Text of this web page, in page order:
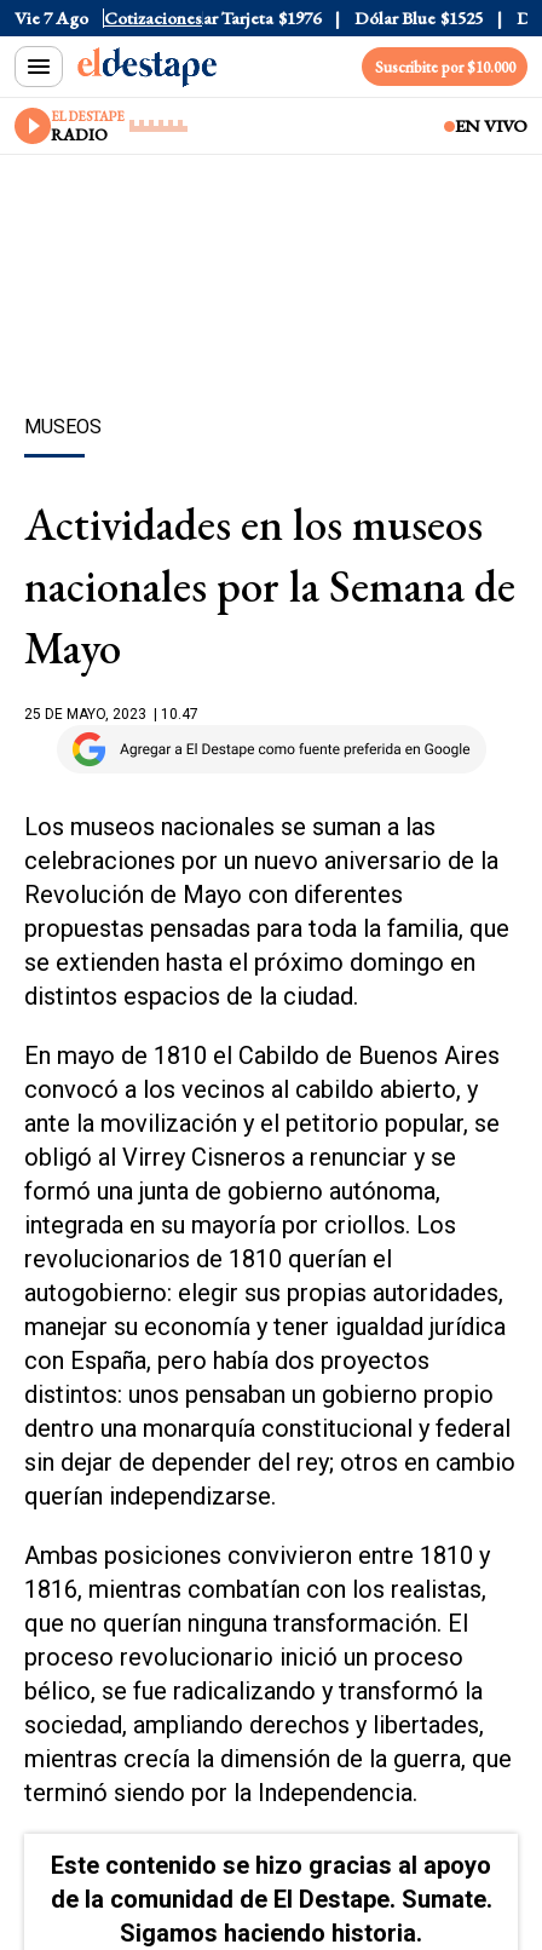
Vie 7 Ago Cotizaciones
Oficial $1520 Dólar Tarjeta $1976 Dólar Blue $1525
Suscribite por $10.000
EL DESTAPE
RADIO EN VIVO
MUSEOS
Actividades en los museos
nacionales por la Semana de
Mayo
25 DE MAYO, 2023 | 10.47
Los museos nacionales se suman a las
celebraciones por un nuevo aniversario de la
Revolución de Mayo con diferentes
propuestas pensadas para toda la familia, que
se extienden hasta el próximo domingo en
distintos espacios de la ciudad.
En mayo de 1810 el Cabildo de Buenos Aires
convocó a los vecinos al cabildo abierto, y
ante la movilización y el petitorio popular, se
obligó al Virrey Cisneros a renunciar y se
formó una junta de gobierno autónoma,
integrada en su mayoría por criollos. Los
revolucionarios de 1810 querían el
autogobierno: elegir sus propias autoridades,
manejar su economía y tener igualdad jurídica
con España, pero había dos proyectos
distintos: unos pensaban un gobierno propio
dentro una monarquía constitucional y federal
sin dejar de depender del rey; otros en cambio
querían independizarse.
Ambas posiciones convivieron entre 1810 y
1816, mientras combatían con los realistas,
que no querían ninguna transformación. El
proceso revolucionario inició un proceso
bélico, se fue radicalizando y transformó la
sociedad, ampliando derechos y libertades,
mientras crecía la dimensión de la guerra, que
terminó siendo por la Independencia.
Este contenido se hizo gracias al apoyo
de la comunidad de El Destape. Sumate.
Sigamos haciendo historia.